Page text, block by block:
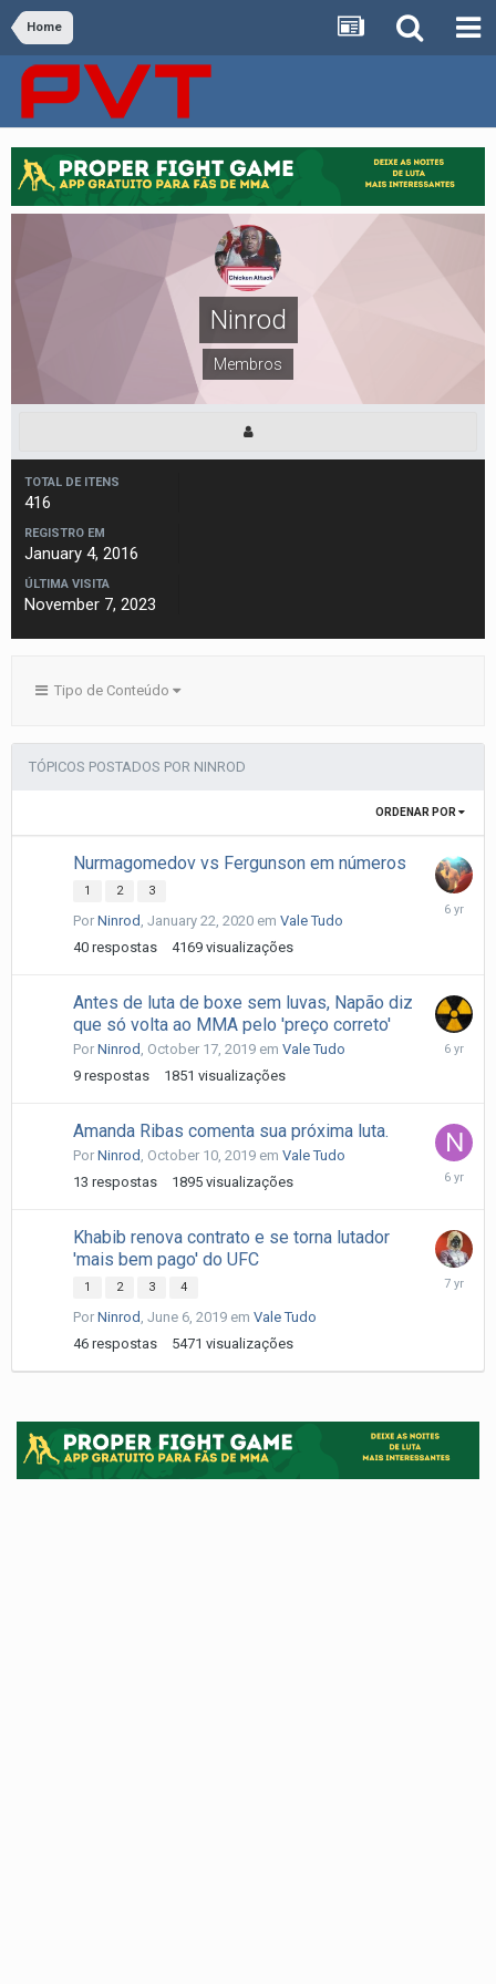
Home
Ninrod
Membros
TOTAL DE ITENS
416
REGISTRO EM
January 4, 2016
ÚLTIMA VISITA
November 7, 2023
Tipo de Conteúdo
TÓPICOS POSTADOS POR NINROD
ORDENAR POR
Nurmagomedov vs Fergunson em números
1 2 3
Por Ninrod January 22, 2020 em Vale Tudo
40 respostas 4169 visualizações
January
Antes de luta de boxe sem luvas, Napão diz
que só volta ao MMA pelo 'preço correto'
Por Ninrod October 17, 2019 em Vale Tudo
9 respostas 1851 visualizações
October
Amanda Ribas comenta sua próxima luta.
Por Ninrod October 10, 2019 em Vale Tudo
13 respostas 1895 visualizações
October
Khabib renova contrato e se torna lutador
'mais bem pago' do UFC
1 2 3 4
Por Ninrod June 6, 2019 em Vale Tudo
46 respostas 5471 visualizações
June